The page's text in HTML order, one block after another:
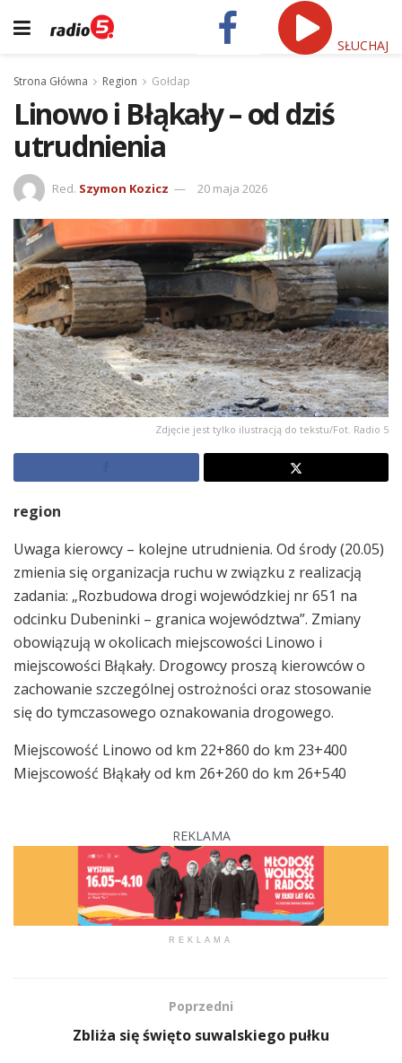
SŁUCHAJ
Strona Główna Region Gołdap
Linowo i Błąkały – od dziś
utrudnienia
Red. Szymon Kozicz 20 maja 2026
Zdjęcie jest tylko ilustracją do tekstu/Fot. Radio 5
region
Uwaga kierowcy – kolejne utrudnienia. Od środy (20.05)
zmienia się organizacja ruchu w związku z realizacją
zadania: „Rozbudowa drogi wojewódzkiej nr 651 na
odcinku Dubeninki – granica województwa”. Zmiany
obowiązują w okolicach miejscowości Linowo i
miejscowości Błąkały. Drogowcy proszą kierowców o
zachowanie szczególnej ostrożności oraz stosowanie
się do tymczasowego oznakowania drogowego.
Miejscowość Linowo od km 22+860 do km 23+400
Miejscowość Błąkały od km 26+260 do km 26+540
REKLAMA
REKLAMA
Poprzedni
Zbliża się święto suwalskiego pułku